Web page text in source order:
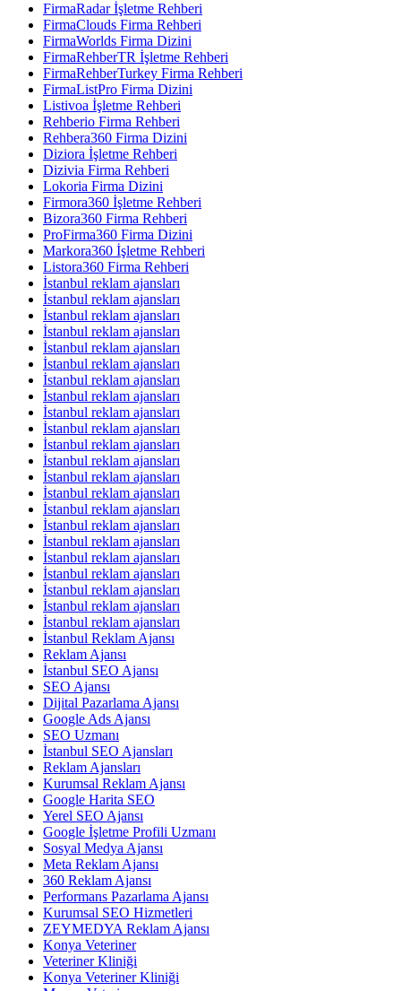
FirmaRadar İşletme Rehberi
FirmaClouds Firma Rehberi
FirmaWorlds Firma Dizini
FirmaRehberTR İşletme Rehberi
FirmaRehberTurkey Firma Rehberi
FirmaListPro Firma Dizini
Listivoa İşletme Rehberi
Rehberio Firma Rehberi
Rehbera360 Firma Dizini
Diziora İşletme Rehberi
Dizivia Firma Rehberi
Lokoria Firma Dizini
Firmora360 İşletme Rehberi
Bizora360 Firma Rehberi
ProFirma360 Firma Dizini
Markora360 İşletme Rehberi
Listora360 Firma Rehberi
İstanbul reklam ajansları
İstanbul reklam ajansları
İstanbul reklam ajansları
İstanbul reklam ajansları
İstanbul reklam ajansları
İstanbul reklam ajansları
İstanbul reklam ajansları
İstanbul reklam ajansları
İstanbul reklam ajansları
İstanbul reklam ajansları
İstanbul reklam ajansları
İstanbul reklam ajansları
İstanbul reklam ajansları
İstanbul reklam ajansları
İstanbul reklam ajansları
İstanbul reklam ajansları
İstanbul reklam ajansları
İstanbul reklam ajansları
İstanbul reklam ajansları
İstanbul reklam ajansları
İstanbul reklam ajansları
İstanbul reklam ajansları
İstanbul Reklam Ajansı
Reklam Ajansı
İstanbul SEO Ajansı
SEO Ajansı
Dijital Pazarlama Ajansı
Google Ads Ajansı
SEO Uzmanı
İstanbul SEO Ajansları
Reklam Ajansları
Kurumsal Reklam Ajansı
Google Harita SEO
Yerel SEO Ajansı
Google İşletme Profili Uzmanı
Sosyal Medya Ajansı
Meta Reklam Ajansı
360 Reklam Ajansı
Performans Pazarlama Ajansı
Kurumsal SEO Hizmetleri
ZEYMEDYA Reklam Ajansı
Konya Veteriner
Veteriner Kliniği
Konya Veteriner Kliniği